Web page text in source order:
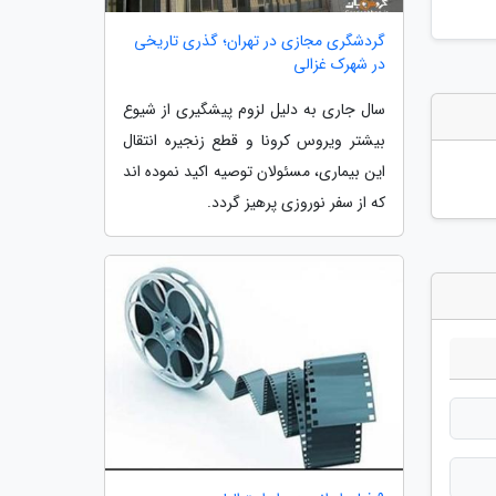
گردشگری مجازی در تهران؛ گذری تاریخی
در شهرک غزالی
سال جاری به دلیل لزوم پیشگیری از شیوع
بیشتر ویروس کرونا و قطع زنجیره انتقال
این بیماری، مسئولان توصیه اکید نموده اند
که از سفر نوروزی پرهیز گردد.